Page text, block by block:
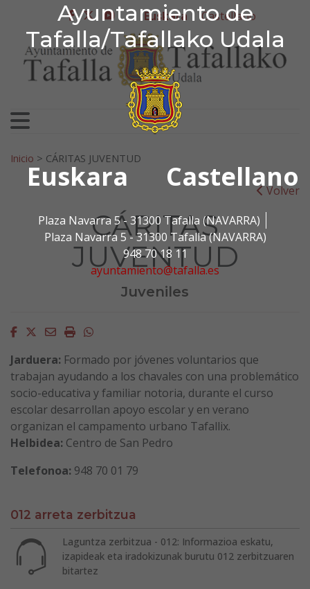
Ayuntamiento de
Tafalla/Tafallako Udala
Euskara Castellano
Plaza Navarra 5 - 31300 Tafalla (NAVARRA)
Plaza Navarra 5 - 31300 Tafalla (NAVARRA)
948 70 18 11
ayuntamiento@tafalla.es
Ir al contenido
Ayuntamiento de
facebook
twitter
youtube
Euskara Castellano
Bilatu:
Inicio > CÁRITAS JUVENTUD
Volver
CÁRITAS
JUVENTUD
Juveniles
Facebook
Twitter
EmailImprimirWhatsapp
Jarduera: Formado por jóvenes voluntarios que
trabajan ayudando a los chavales con una problemático
socio-educativa y familiar notoria, durante el curso
escolar desarrollan apoyo escolar y en verano
organizan el campamento urbano Tafallix.
Helbidea: Centro de San Pedro
Telefonoa: 948 70 01 79
012 arreta zerbitzua
Laguntza zerbitzua - 012: Informazioa eskatu,
izapideak eta iradokizunak burutu 012 zerbitzuaren
bitartez